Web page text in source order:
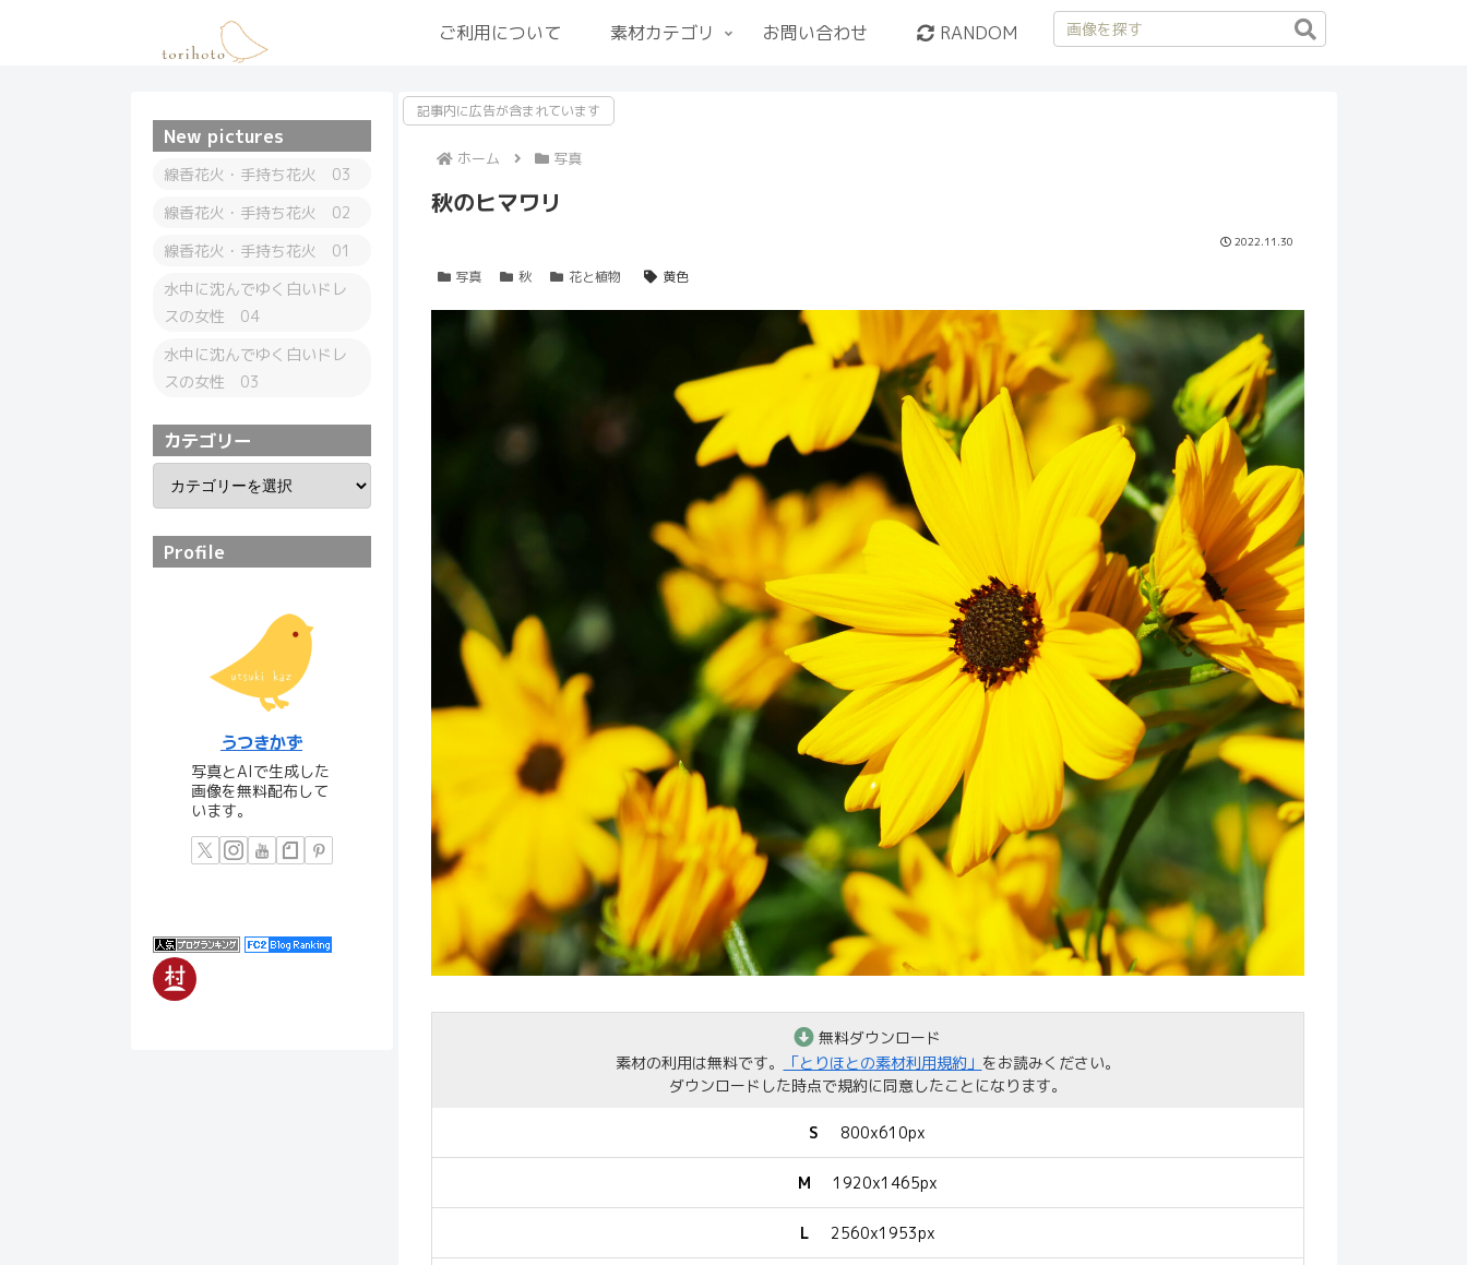
ご利用について 素材カテゴリ お問い合わせ RANDOM
記事内に広告が含まれています
ホーム 写真
秋のヒマワリ
2022.11.30
写真 秋 花と植物 黄色
無料ダウンロード
素材の利用は無料です。
「とりほとの素材利用規約」 をお読みください。
ダウンロードした時点で規約に同意したことになります。
S 800x610px
M 1920x1465px
L 2560x1953px
New pictures
線香花火・手持ち花火 03
線香花火・手持ち花火 02
線香花火・手持ち花火 01
水中に沈んでゆく白いドレ
スの女性 04
水中に沈んでゆく白いドレ
スの女性 03
カテゴリー
Profile
うつきかず
写真とAIで生成した
画像を無料配布して
います。